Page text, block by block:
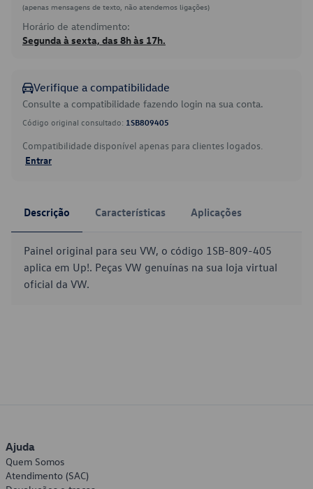
(apenas mensagens de texto, não atendemos ligações)
Horário de atendimento:
Segunda à sexta, das 8h às 17h.
Verifique a compatibilidade
Consulte a compatibilidade fazendo login na sua conta.
Código original consultado: 1SB809405
Compatibilidade disponível apenas para clientes logados.
Entrar
Descrição Características Aplicações
Painel original para seu VW, o código 1SB-809-405
aplica em Up!. Peças VW genuínas na sua loja virtual
oficial da VW.
Ajuda
Quem Somos
Atendimento (SAC)